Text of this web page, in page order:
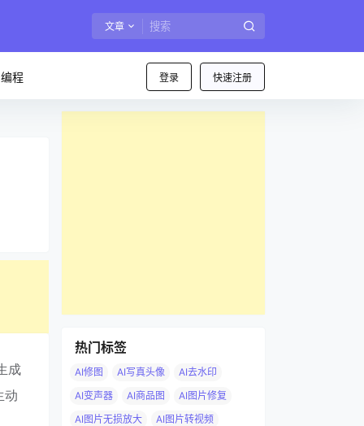
文章
登录 快速注册
程
成
动
热门标签
AI修图 AI写真头像
AI去水印
AI变声器
AI商品图
AI图片修复
AI图片无损放大
AI图片转视频